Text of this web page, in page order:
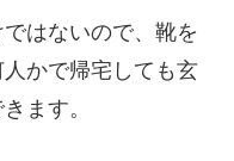
はないので、靴を
かで帰宅しても玄
ます。